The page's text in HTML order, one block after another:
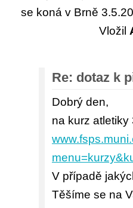
se koná v Brně
Vložil
Re: dotaz k
Dobrý den,
na kurz
V případě
Těšíme se na